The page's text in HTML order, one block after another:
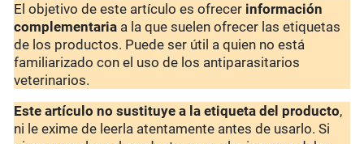
El objetivo de este artículo es ofrecer información
complementaria a la que suelen ofrecer las etiquetas
de los productos. Puede ser útil a quien no está
familiarizado con el uso de los antiparasitarios
veterinarios.
Este artículo no sustituye a la etiqueta del producto,
ni le exime de leerla atentamente antes de usarlo. Si